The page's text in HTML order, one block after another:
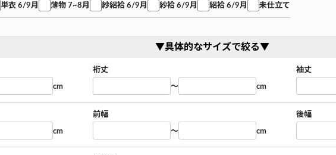
単衣 6/9月 薄物 7~8月 紗絽袷 6/9月 紗袷 6/9月 絽袷 6/9月 未仕立て
▼具体的なサイズで絞る▼
cm
裄丈
～ cm
袖丈
cm
前幅
～ cm
後幅